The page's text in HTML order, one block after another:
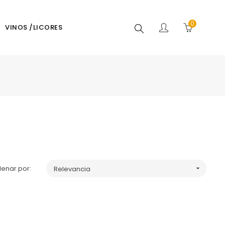
VINOS /LICORES Buscar 0
por: Relevancia 